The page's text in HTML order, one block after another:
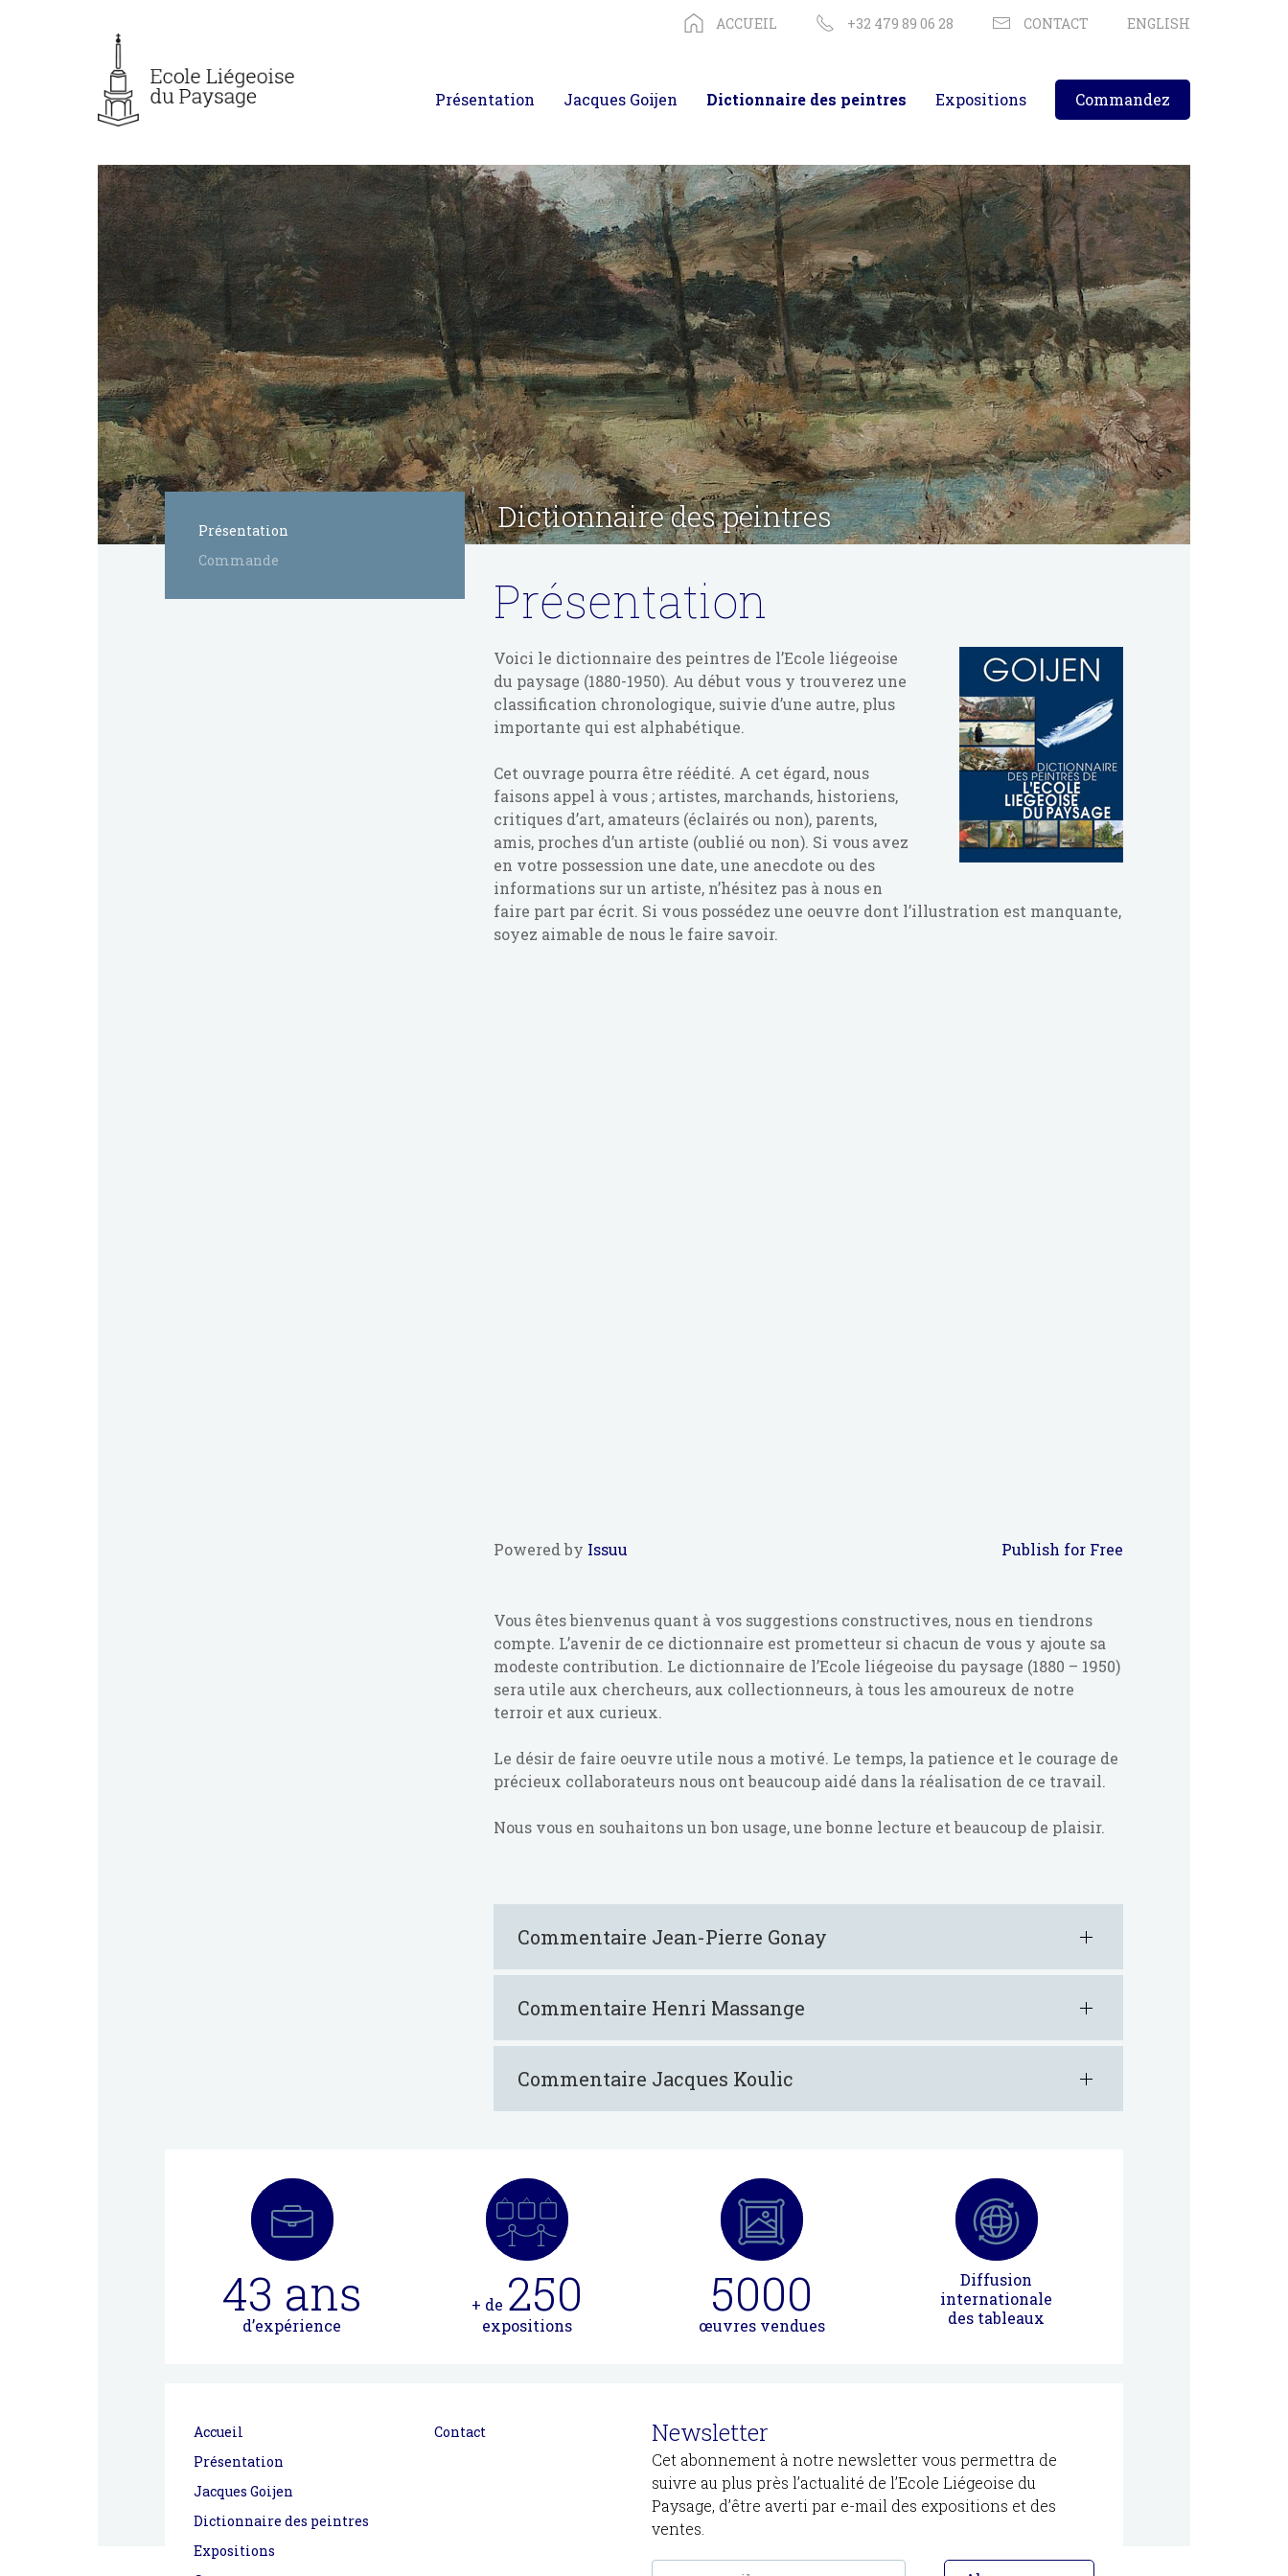
ACCUEIL +32 479 89 06 28 CONTACT ENGLISH
Présentation Jacques Goijen Dictionnaire des peintres Expositions Commandez
Dictionnaire des peintres
Présentation
Commande
Présentation
Voici le dictionnaire des peintres de l’Ecole liégeoise
du paysage (1880-1950). Au début vous y trouverez une
classification chronologique, suivie d’une autre, plus
importante qui est alphabétique.
Cet ouvrage pourra être réédité. A cet égard, nous
faisons appel à vous ; artistes, marchands, historiens,
critiques d’art, amateurs (éclairés ou non), parents,
amis, proches d’un artiste (oublié ou non). Si vous avez
en votre possession une date, une anecdote ou des
informations sur un artiste, n’hésitez pas à nous en
faire part par écrit. Si vous possédez une oeuvre dont l’illustration est manquante,
soyez aimable de nous le faire savoir.
Powered by Issuu Publish for Free
Vous êtes bienvenus quant à vos suggestions constructives, nous en tiendrons
compte. L’avenir de ce dictionnaire est prometteur si chacun de vous y ajoute sa
modeste contribution. Le dictionnaire de l’Ecole liégeoise du paysage (1880 – 1950)
sera utile aux chercheurs, aux collectionneurs, à tous les amoureux de notre
terroir et aux curieux.
Le désir de faire oeuvre utile nous a motivé. Le temps, la patience et le courage de
précieux collaborateurs nous ont beaucoup aidé dans la réalisation de ce travail.
Nous vous en souhaitons un bon usage, une bonne lecture et beaucoup de plaisir.
Commentaire Jean-Pierre Gonay
Commentaire Henri Massange
Commentaire Jacques Koulic
43 ans
d’expérience
+ de 250
expositions
5000
œuvres vendues
Diffusion
internationale
des tableaux
Accueil
Présentation
Jacques Goijen
Dictionnaire des peintres
Expositions
Contact Newsletter
Cet abonnement à notre newsletter vous permettra de
suivre au plus près l’actualité de l’Ecole Liégeoise du
Paysage, d’être averti par e-mail des expositions et des
ventes.